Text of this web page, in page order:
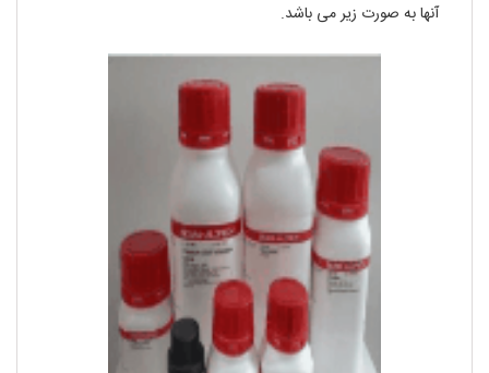
آنها به صورت زیر می باشد.